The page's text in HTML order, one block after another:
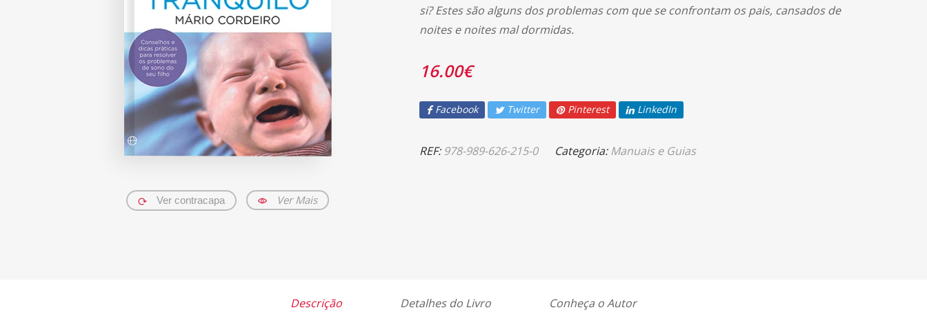
Ver contracapa Ver Mais
si? Estes são alguns dos problemas com que se confrontam os pais, cansados de
noites e noites mal dormidas.
16.00€
Facebook Twitter Pinterest LinkedIn
REF:978-989-626-215-0 Categoria:Manuais e Guias
Descrição Detalhes do Livro Conheça o Autor